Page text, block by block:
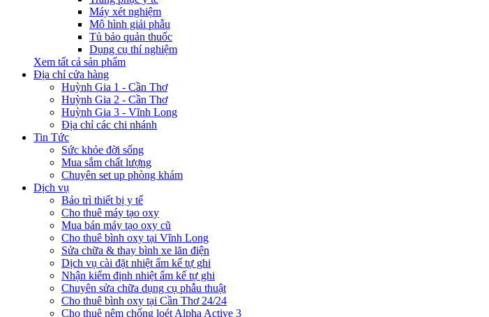
Máy xét nghiệm
Mô hình giải phẫu
Tủ bảo quản thuốc
Dụng cụ thí nghiệm
Xem tất cả sản phẩm
Địa chỉ cửa hàng
Huỳnh Gia 1 - Cần Thơ
Huỳnh Gia 2 - Cần Thơ
Huỳnh Gia 3 - Vĩnh Long
Địa chỉ các chi nhánh
Tin Tức
Sức khỏe đời sống
Mua sắm chất lượng
Chuyên set up phòng khám
Dịch vụ
Bảo trì thiết bị y tế
Cho thuê máy tạo oxy
Mua bán máy tạo oxy cũ
Cho thuê bình oxy tại Vĩnh Long
Sửa chữa & thay bình xe lăn điện
Dịch vụ cài đặt nhiệt ẩm kế tự ghi
Nhận kiểm định nhiệt ẩm kế tự ghi
Chuyên sửa chữa dụng cụ phẫu thuật
Cho thuê bình oxy tại Cần Thơ 24/24
Cho thuê nệm chống loét Alpha Active 3